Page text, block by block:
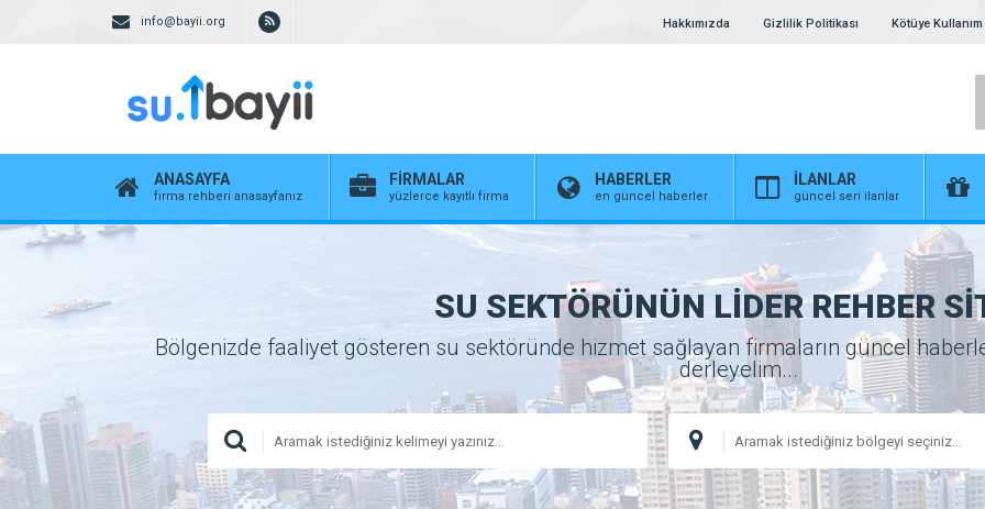
info@bayii.org Hakkımızda Gizlilik Politikası Kötüye
ANASAYFA
firma rehberi anasayfanız
FİRMALAR
yüzlerce kayıtlı firma
HABERLER
en güncel haberler
İLANLAR
güncel seri ilanlar
SU SEKTÖRÜNÜN LİDER REHBER
Bölgenizde faaliyet gösteren su sektöründe hizmet sağlayan firmaların güncel
derleyelim...